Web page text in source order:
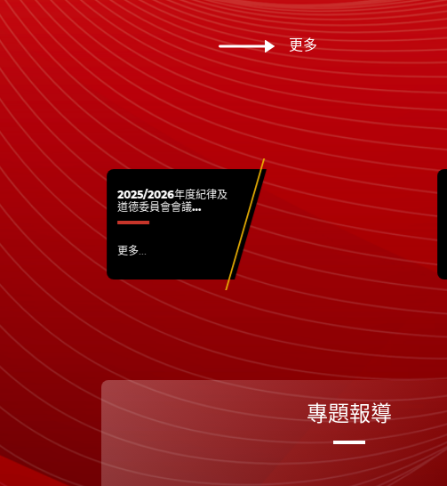
更多
2025/2026年度紀律及
道德委員會會議
(21/07/2026)
更多...
專題報導